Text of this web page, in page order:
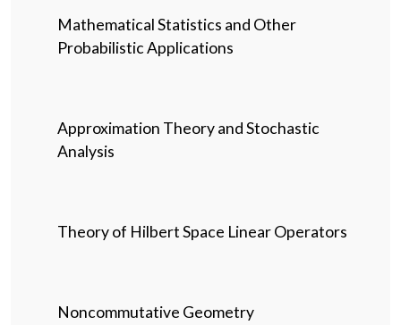
Mathematical Statistics and Other
Probabilistic Applications
Approximation Theory and Stochastic
Analysis
Theory of Hilbert Space Linear Operators
Noncommutative Geometry